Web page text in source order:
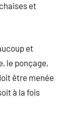
et
et
le ponçage,
être menée
à la fois